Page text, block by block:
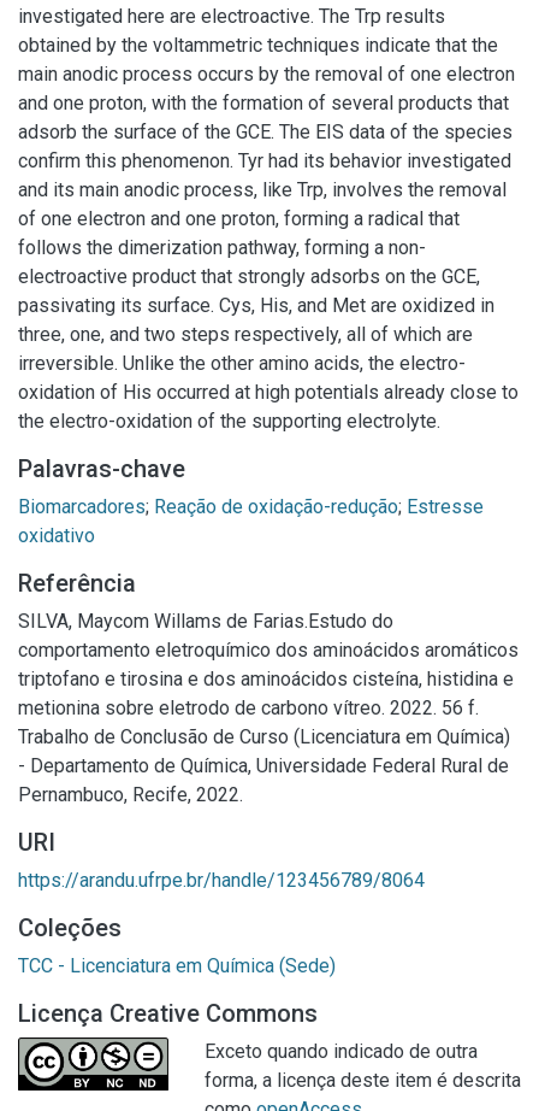
investigated here are electroactive. The Trp results
obtained by the voltammetric techniques indicate that the
main anodic process occurs by the removal of one electron
and one proton, with the formation of several products that
adsorb the surface of the GCE. The EIS data of the species
confirm this phenomenon. Tyr had its behavior investigated
and its main anodic process, like Trp, involves the removal
of one electron and one proton, forming a radical that
follows the dimerization pathway, forming a non-
electroactive product that strongly adsorbs on the GCE,
passivating its surface. Cys, His, and Met are oxidized in
three, one, and two steps respectively, all of which are
irreversible. Unlike the other amino acids, the electro-
oxidation of His occurred at high potentials already close to
the electro-oxidation of the supporting electrolyte.
Palavras-chave
Biomarcadores; Reação de oxidação-redução; Estresse
oxidativo
Referência
SILVA, Maycom Willams de Farias.Estudo do
comportamento eletroquímico dos aminoácidos aromáticos
triptofano e tirosina e dos aminoácidos cisteína, histidina e
metionina sobre eletrodo de carbono vítreo. 2022. 56 f.
Trabalho de Conclusão de Curso (Licenciatura em Química)
- Departamento de Química, Universidade Federal Rural de
Pernambuco, Recife, 2022.
URI
https://arandu.ufrpe.br/handle/123456789/8064
Coleções
TCC - Licenciatura em Química (Sede)
Licença Creative Commons
Exceto quando indicado de outra
forma, a licença deste item é descrita